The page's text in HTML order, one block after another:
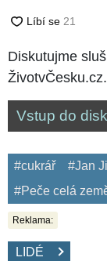
Diskutujme
ŽivotvČesku.cz.
Vstup do
#cukrář #Jan
#Peče celá
Reklama:
LIDÉ